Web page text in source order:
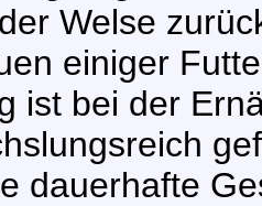
Welse
einiger
ist bei der
dauerhafte